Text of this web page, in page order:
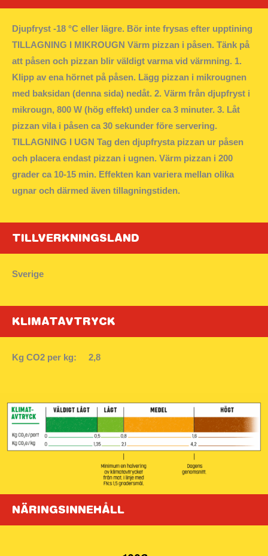
Djupfryst -18 °C eller lägre. Bör inte frysas efter upptining
TILLAGNING I MIKROUGN Värm pizzan i påsen. Tänk på
att påsen och pizzan blir väldigt varma vid värmning. 1.
Klipp av ena hörnet på påsen. Lägg pizzan i mikrougnen
med baksidan (denna sida) nedåt. 2. Värm från djupfryst i
mikrougn, 800 W (hög effekt) under ca 3 minuter. 3. Låt
pizzan vila i påsen ca 30 sekunder före servering.
TILLAGNING I UGN Tag den djupfrysta pizzan ur påsen
och placera endast pizzan i ugnen. Värm pizzan i 200
grader ca 10-15 min. Effekten kan variera mellan olika
ugnar och därmed även tillagningstiden.
TILLVERKNINGSLAND
Sverige
KLIMATAVTRYCK
Kg CO2 per kg: 2,8
NÄRINGSINNEHÅLL